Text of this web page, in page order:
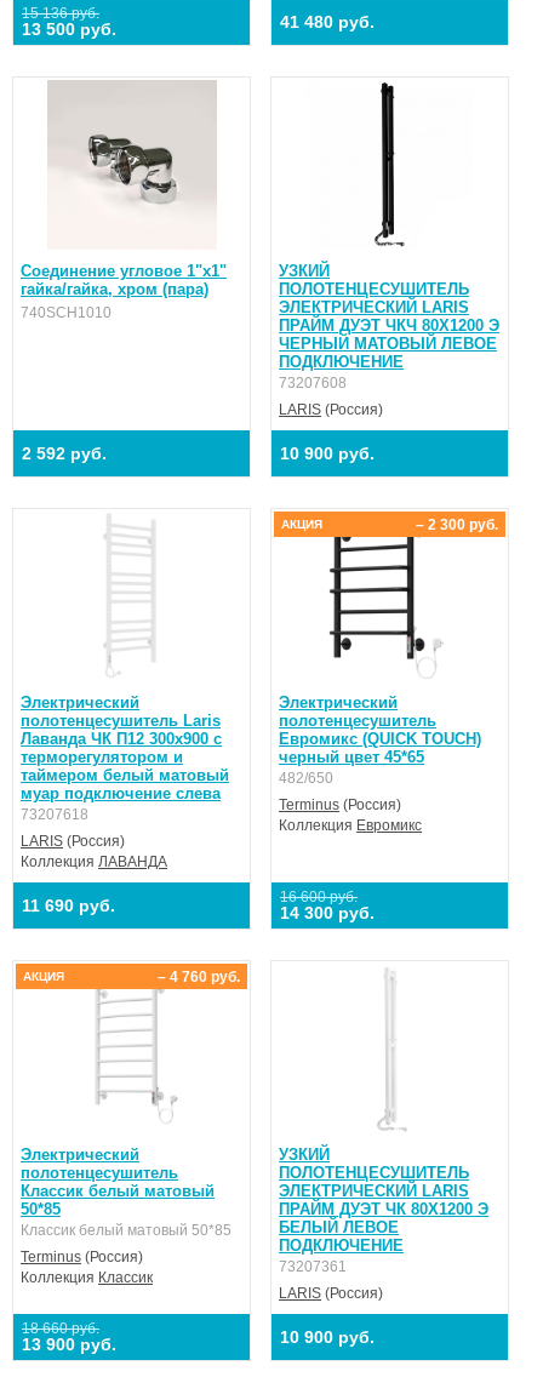
15 136 руб.
13 500 руб. 41 480 руб.
Соединение угловое 1"x1"
гайка/гайка, хром (пара)
740SCH1010
2 592 руб.
УЗКИЙ
ПОЛОТЕНЦЕСУШИТЕЛЬ
ЭЛЕКТРИЧЕСКИЙ LARIS
ПРАЙМ ДУЭТ ЧКЧ 80Х1200 Э
ЧЕРНЫЙ МАТОВЫЙ ЛЕВОЕ
ПОДКЛЮЧЕНИЕ
73207608
LARIS (Россия)
10 900 руб.
Электрический
полотенцесушитель Laris
Лаванда ЧК П12 300х900 с
терморегулятором и
таймером белый матовый
муар подключение слева
73207618
LARIS (Россия)
Коллекция ЛАВАНДА
11 690 руб.
Электрический
полотенцесушитель
Евромикс (QUICK TOUCH)
черный цвет 45*65
482/650
Terminus (Россия)
Коллекция Евромикс
16 600 руб.
14 300 руб.
– 2 300 руб.
АКЦИЯ
Электрический
полотенцесушитель
Классик белый матовый
50*85
Классик белый матовый 50*85
Terminus (Россия)
Коллекция Классик
18 660 руб.
13 900 руб.
– 4 760 руб.
АКЦИЯ
УЗКИЙ
ПОЛОТЕНЦЕСУШИТЕЛЬ
ЭЛЕКТРИЧЕСКИЙ LARIS
ПРАЙМ ДУЭТ ЧК 80Х1200 Э
БЕЛЫЙ ЛЕВОЕ
ПОДКЛЮЧЕНИЕ
73207361
LARIS (Россия)
10 900 руб.